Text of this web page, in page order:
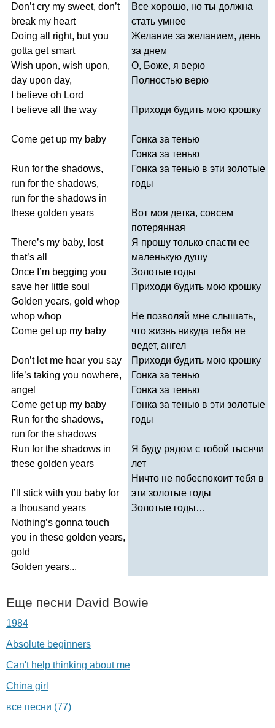
Don’t cry my sweet, don’t
break my heart
Doing all right, but you
gotta get smart
Wish upon, wish upon,
day upon day,
believe oh Lord
believe all the way
Come get up my baby
Run for the shadows,
run for the shadows,
run for the shadows in
these golden years
There’s my baby, lost
that’s all
Once ’m begging you
save her little soul
Golden years, gold whop
whop whop
Come get up my baby
Don’t let me hear you say
life’s taking you nowhere,
angel
Come get up my baby
Run for the shadows,
run for the shadows
Run for the shadows in
these golden years
’ stick with you baby for
a thousand years
Nothing’s gonna touch
you in these golden years,
gold
Golden years...
Все хорошо, но ты должна
стать умнее
Желание за желанием, день
за днем
О, Боже, я верю
Полностью верю
Приходи будить мою крошку
Гонка за тенью
Гонка за тенью
Гонка за тенью в эти золотые
годы
Вот моя детка, совсем
потерянная
Я прошу только спасти ее
маленькую душу
Золотые годы
Приходи будить мою крошку
Не позволяй мне слышать,
что жизнь никуда тебя не
ведет, ангел
Приходи будить мою крошку
Гонка за тенью
Гонка за тенью
Гонка за тенью в эти золотые
годы
Я буду рядом с тобой тысячи
лет
Ничто не побеспокоит тебя в
эти золотые годы
Золотые годы…
Еще песни David Bowie
1984
Absolute beginners
Can't help thinking about me
China girl
все песни (77)